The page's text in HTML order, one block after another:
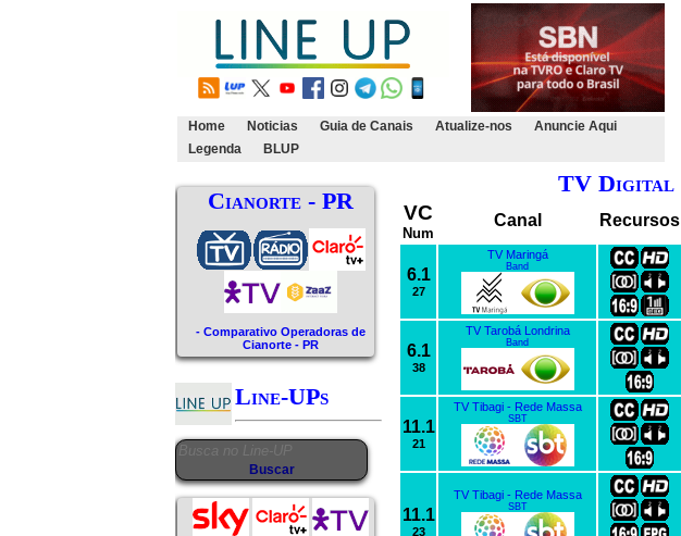
Home Noticias Guia de Canais Atualize-nos
Anuncie Aqui
Legenda
BLUP
Cianorte - PR
- Comparativo Operadoras de
Cianorte - PR
Line-UPs
TV Digital
VC
Num
Canal Recursos
6.1
27
TV Maringá
Band
6.1
38
TV Tarobá Londrina
Band
11.1
21
TV Tibagi - Rede Massa
SBT
11.1
23
TV Tibagi - Rede Massa
SBT